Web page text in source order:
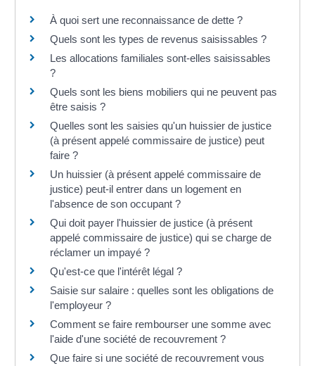
À quoi sert une reconnaissance de dette ?
Quels sont les types de revenus saisissables ?
Les allocations familiales sont-elles saisissables
?
Quels sont les biens mobiliers qui ne peuvent pas
être saisis ?
Quelles sont les saisies qu'un huissier de justice
(à présent appelé commissaire de justice) peut
faire ?
Un huissier (à présent appelé commissaire de
justice) peut-il entrer dans un logement en
l'absence de son occupant ?
Qui doit payer l'huissier de justice (à présent
appelé commissaire de justice) qui se charge de
réclamer un impayé ?
Qu'est-ce que l'intérêt légal ?
Saisie sur salaire : quelles sont les obligations de
l'employeur ?
Comment se faire rembourser une somme avec
l'aide d'une société de recouvrement ?
Que faire si une société de recouvrement vous